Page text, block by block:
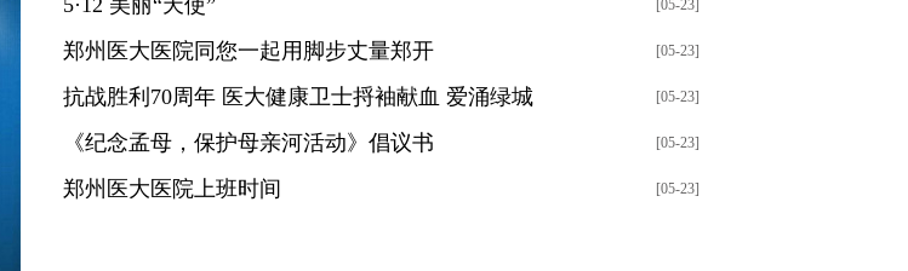
[05-23]
5·12 美丽“天使”
[05-23]
郑州医大医院同您一起用脚步丈量郑开
[05-23]
抗战胜利70周年 医大健康卫士捋袖献血 爱涌绿城
[05-23]
《纪念孟母，保护母亲河活动》倡议书
[05-23]
郑州医大医院上班时间